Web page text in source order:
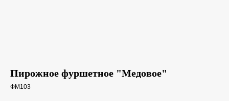
Пирожное фуршетное "Медовое"
ФМ103